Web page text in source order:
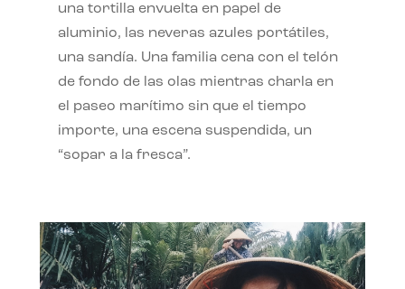
una tortilla envuelta en papel de
aluminio, las neveras azules portátiles,
una sandía. Una familia cena con el telón
de fondo de las olas mientras charla en
el paseo marítimo sin que el tiempo
importe, una escena suspendida, un
“sopar a la fresca”.